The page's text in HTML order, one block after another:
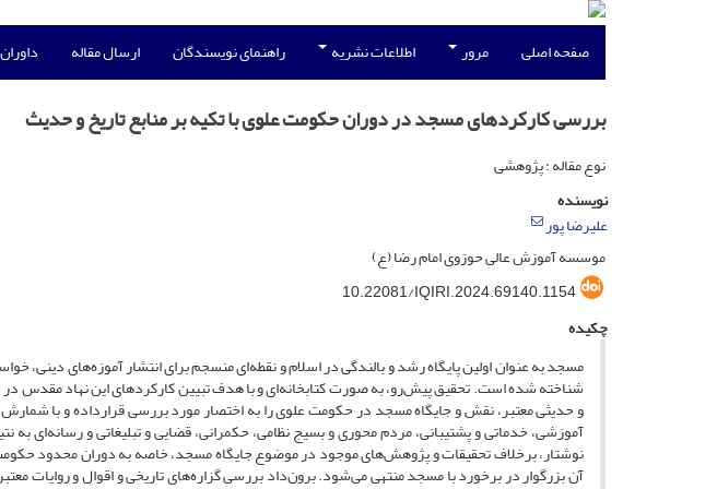
صفحه اصلی مرور اطلاعات نشریه راهنمای نویسندگان ارسال مقاله داوران
بررسی کارکردهای مسجد در دوران حکومت علوی با تکیه بر منابع تاریخ و حدیث
نوع مقاله : پژوهشی
نویسنده
علیرضا پور
موسسه آموزش عالی حوزوی امام رضا (ع)
10.22081/IQIRI.2024.69140.1154
چکیده
مسجد به عنوان اولین پایگاه رشد و بالندگی در اسلام و نقطه‌ای منسجم برای انتشار آموزه‌های دینی،
شناخته شده است. تحقیق پیش‌رو، به صورت کتابخانه‌ای و با هدف تبیین کارکردهای این نهاد مقدس
و حدیثی معتبر، نقش و جایگاه مسجد در حکومت علوی را به اختصار مورد بررسى قرارداده و با شمارش
آموزشی، خدماتی و پشتیبانی، مردم‌ محوری و بسیج نظامی، حکمرانی، قضایی و تبلیغاتی و رسانه‌ای
نوشتار، برخلاف تحقیقات و پژوهش‌های موجود در موضوع جایگاه مسجد، خاصه به دوران محدود
آن‌ بزرگوار در برخورد با مسجد منتهی می‌شود. برون‌داد بررسی گزاره‌های تاریخی و اقوال و روایات